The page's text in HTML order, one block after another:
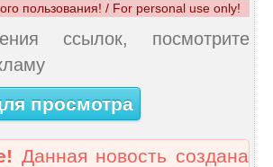
пользования! / For personal use only!
ссылок, посмотрите
просмотра
Данная новость создана